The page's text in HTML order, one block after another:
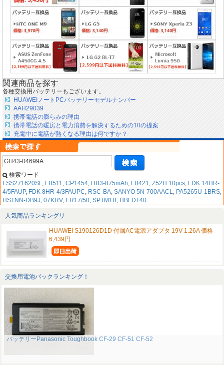
関連商品を探す
各種交換用バッテリーもございます。
HUAWEIノートPCバッテリーモデルナンバー
AAH29039
携帯電話の膨らみの理由
携帯電話の暖房と電力消費を解決するための10の提案
充電中に電話が熱くなる理由は何ですか？
検索ワード
LSS271620SF, FB511, CP1454, HB3-875mAh, FB421, Z52H 10pcs, FDK 14HR-
4/5FAUP, FDK 8HR-4/3FAUPC, RSC-BA, SANYO 5N-700AACL, PA5265U-1BRS,
HSTNN-DB9J, 07KRV, ER17/50, SPTM1B, HBLDT40
人気商品ランキングリ
HUAWEI S190126D1D 付属AC電源アダプタ 19V 1.26A 価格
6,439円
交換用電池パックランキング！
バッテリーPanasonic Toughbook CF-29 CF-51 CF-52